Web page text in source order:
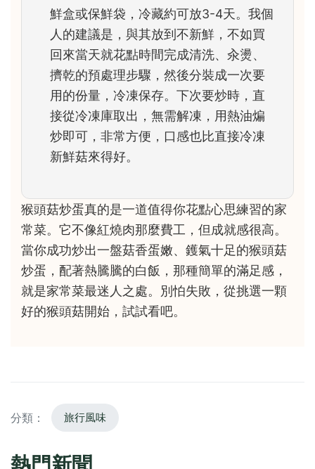
鮮盒或保鮮袋，冷藏約可放3-4天。我個
人的建議是，與其放到不新鮮，不如買
回來當天就花點時間完成清洗、汆燙、
擠乾的預處理步驟，然後分裝成一次要
用的份量，冷凍保存。下次要炒時，直
接從冷凍庫取出，無需解凍，用熱油煸
炒即可，非常方便，口感也比直接冷凍
新鮮菇來得好。
猴頭菇炒蛋真的是一道值得你花點心思練習的家
常菜。它不像紅燒肉那麼費工，但成就感很高。
當你成功炒出一盤菇香蛋嫩、鑊氣十足的猴頭菇
炒蛋，配著熱騰騰的白飯，那種簡單的滿足感，
就是家常菜最迷人之處。別怕失敗，從挑選一顆
好的猴頭菇開始，試試看吧。
分類： 旅行風味